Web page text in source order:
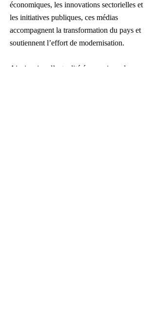
économiques, les innovations sectorielles et
les initiatives publiques, ces médias
accompagnent la transformation du pays et
soutiennent l’effort de modernisation.
Ainsi, suivre l’actualité économique du